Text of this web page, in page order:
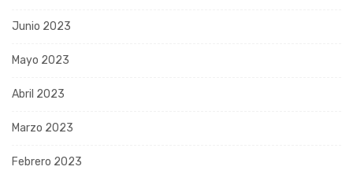
Junio 2023
Mayo 2023
Abril 2023
Marzo 2023
Febrero 2023